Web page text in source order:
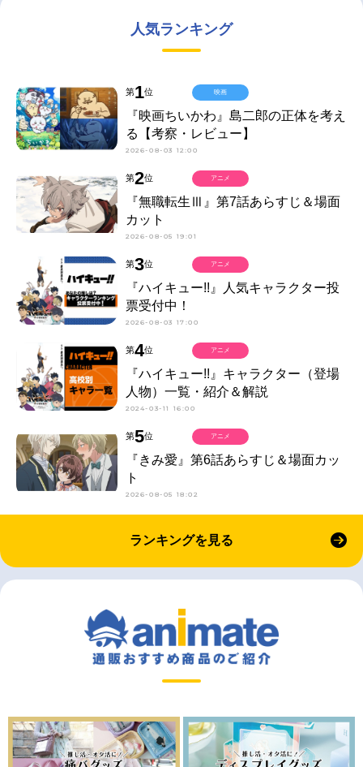
人気ランキング
第1位
『映画ちいかわ』島二郎の正体を考え
る【考察・レビュー】
2026-08-03 12:00
映画
第2位
『無職転生Ⅲ』第7話あらすじ＆場面
カット
2026-08-05 19:01
アニメ
第3位
『ハイキュー!!』人気キャラクター投
票受付中！
2026-08-03 17:00
アニメ
第4位
『ハイキュー!!』キャラクター（登場
人物）一覧・紹介＆解説
2024-03-11 16:00
アニメ
第5位
『きみ愛』第6話あらすじ＆場面カッ
ト
2026-08-05 18:02
アニメ
ランキングを見る